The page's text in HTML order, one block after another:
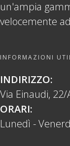
un'ampia
velocemente
INFORMAZIONI
INDIRIZZO:
Via Einaudi,
ORARI:
Lunedì -